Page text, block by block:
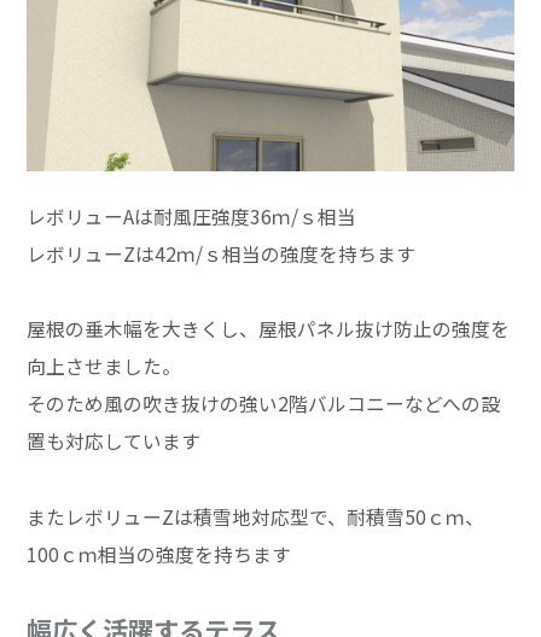
レボリューAは耐風圧強度36ｍ/ｓ相当
レボリューZは42ｍ/ｓ相当の強度を持ちます
屋根の垂木幅を大きくし、屋根パネル抜け防止の強度を
向上させました。
そのため風の吹き抜けの強い2階バルコニーなどへの設
置も対応しています
またレボリューZは積雪地対応型で、耐積雪50ｃｍ、
100ｃｍ相当の強度を持ちます
幅広く活躍するテラス